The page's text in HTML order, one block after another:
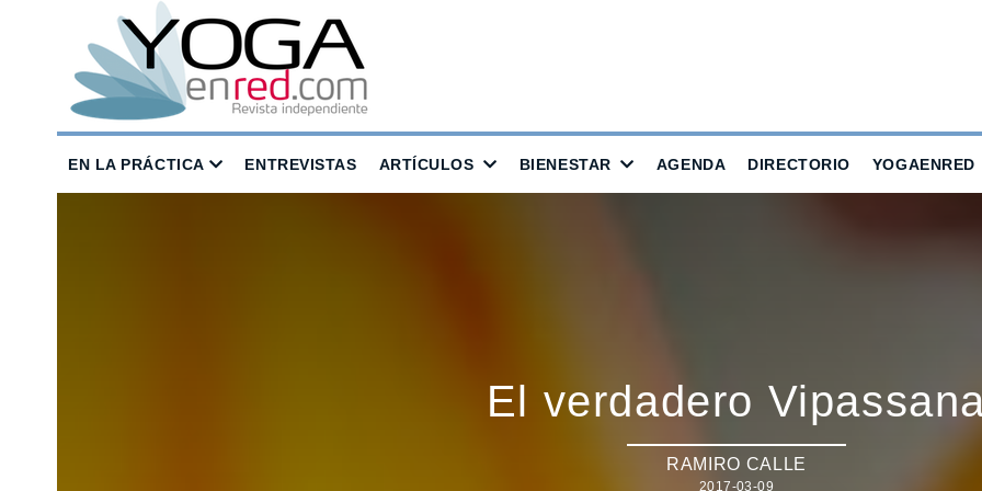
EN LA PRÁCTICA ENTREVISTAS ARTÍCULOS BIENESTAR AGENDA DIRECTORIO YOGAENRED
El verdadero
RAMIRO CALLE
2017-03-09